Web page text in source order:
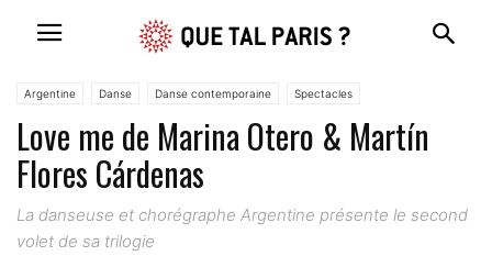
Argentine Danse Danse contemporaine Spectacles
Love me de Marina Otero & Martín
Flores Cárdenas
La danseuse et chorégraphe Argentine présente le second
volet de sa trilogie